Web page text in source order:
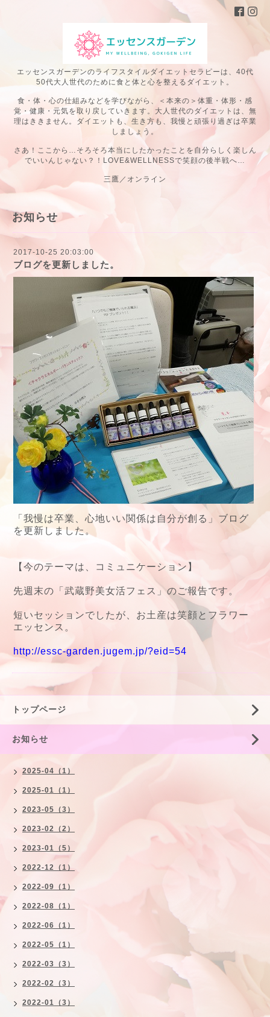
エッセンスガーデンのライフスタイルダイエットセラピーは、40代
50代大人世代のために食と体と心を整えるダイエット。
食・体・心の仕組みなどを学びながら、＜本来の＞体重・体形・感
覚・健康・元気を取り戻していきます。大人世代のダイエットは、無
理はききません。ダイエットも、生き方も、我慢と頑張り過ぎは卒業
しましょう。
さあ！ここから…そろそろ本当にしたかったことを自分らしく楽しん
でいいんじゃない？！LOVE&WELLNESSで笑顔の後半戦へ…
三鷹／オンライン
お知らせ
2017-10-25 20:03:00
ブログを更新しました。
「我慢は卒業、心地いい関係は自分が創る」ブログ
を更新しました。
【今のテーマは、コミュニケーション】
先週末の「武蔵野美女活フェス」のご報告です。
短いセッションでしたが、お土産は笑顔とフラワー
エッセンス。
http://essc-garden.jugem.jp/?eid=54
トップページ
お知らせ
2025-04（1）
2025-01（1）
2023-05（3）
2023-02（2）
2023-01（5）
2022-12（1）
2022-09（1）
2022-08（1）
2022-06（1）
2022-05（1）
2022-03（3）
2022-02（3）
2022-01（3）